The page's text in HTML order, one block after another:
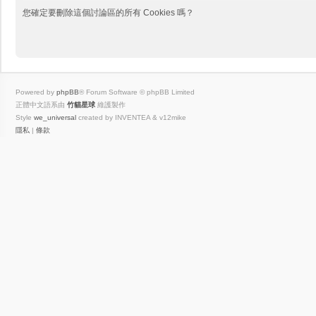
您確定要刪除這個討論區的所有 Cookies 嗎？
Powered by phpBB® Forum Software © phpBB Limited
正體中文語系由 竹貓星球 維護製作
Style we_universal created by INVENTEA & v12mike
隱私 | 條款